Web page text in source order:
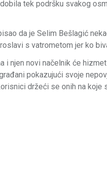
tek podršku svakog
da je Selim Bešlagić
s vatrometom jer ko
i njen novi načelnik će
pokazujući svoje
držeći se onih na koje